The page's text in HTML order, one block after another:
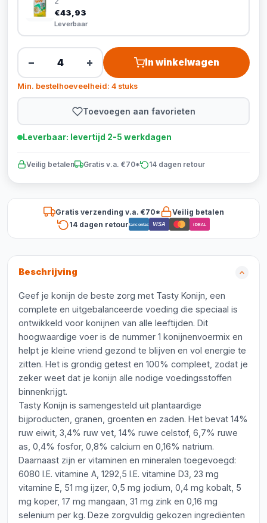
€43,93
Leverbaar
− + In winkelwagen
Min. bestelhoeveelheid: 4 stuks
Toevoegen aan favorieten
Leverbaar: levertijd 2-5 werkdagen
Veilig betalen Gratis v.a. €70* 14 dagen retour
Gratis verzending v.a. €70*
Veilig betalen
14 dagen retourBancontact VISA iDEAL
Beschrijving
Geef je konijn de beste zorg met Tasty Konijn, een
complete en uitgebalanceerde voeding die speciaal is
ontwikkeld voor konijnen van alle leeftijden. Dit
hoogwaardige voer is de nummer 1 konijnenvoermix en
helpt je kleine vriend gezond te blijven en vol energie te
zitten. Het is grondig getest en 100% compleet, zodat je
zeker weet dat je konijn alle nodige voedingsstoffen
binnenkrijgt.
Tasty Konijn is samengesteld uit plantaardige
bijproducten, granen, groenten en zaden. Het bevat 14%
ruw eiwit, 3,4% ruw vet, 14% ruwe celstof, 6,7% ruwe
as, 0,4% fosfor, 0,8% calcium en 0,16% natrium.
Daarnaast zijn er vitaminen en mineralen toegevoegd:
6080 I.E. vitamine A, 1292,5 I.E. vitamine D3, 23 mg
vitamine E, 51 mg ijzer, 0,5 mg jodium, 0,4 mg kobalt, 5
mg koper, 17 mg mangaan, 31 mg zink en 0,16 mg
selenium per kg. Deze zorgvuldig gekozen ingrediënten